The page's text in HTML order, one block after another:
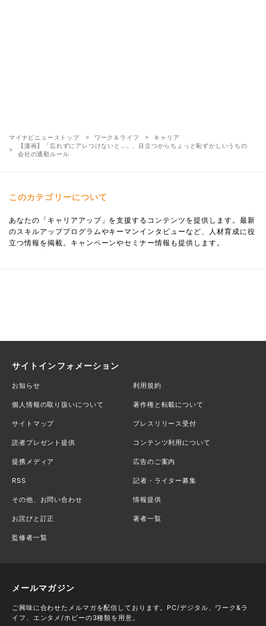
マイナビニューストップ ワーク＆ライフ
キャリア
【漫画】「忘れずにアレつけないと…」、目立つからちょっと恥ずかしいうちの
会社の通勤ルール
このカテゴリーについて
あなたの「キャリアアップ」を支援するコンテンツを提供します。最新
のスキルアッププログラムやキーマンインタビューなど、人材育成に役
立つ情報を掲載。キャンペーンやセミナー情報も提供します。
サイトインフォメーション
お知らせ 利用規約
個人情報の取り扱いについて 著作権と転載について
サイトマップ プレスリリース受付
読者プレゼント提供 コンテンツ利用について
提携メディア 広告のご案内
RSS 記者・ライター募集
その他、お問い合わせ 情報提供
お詫びと訂正 著者一覧
監修者一覧
メールマガジン
ご興味に合わせたメルマガを配信しております。PC/デジタル、ワーク&ラ
イフ、エンタメ/ホビーの3種類を用意。